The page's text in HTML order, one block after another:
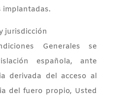
implantadas.
jurisdicción
Generales se
española, ante
derivada del acceso al
del fuero propio, Usted